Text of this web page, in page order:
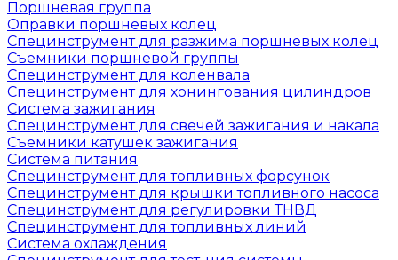
Поршневая группа
Оправки поршневых колец
Специнструмент для разжима поршневых колец
Съемники поршневой группы
Специнструмент для коленвала
Специнструмент для хонингования цилиндров
Система зажигания
Специнструмент для свечей зажигания и накала
Съемники катушек зажигания
Система питания
Специнструмент для топливных форсунок
Специнструмент для крышки топливного насоса
Специнструмент для регулировки ТНВД
Специнструмент для топливных линий
Система охлаждения